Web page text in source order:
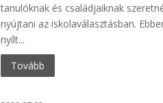
tanulóknak és családjaiknak
nyújtani az iskolaválasztásban.
nyílt...
Tovább